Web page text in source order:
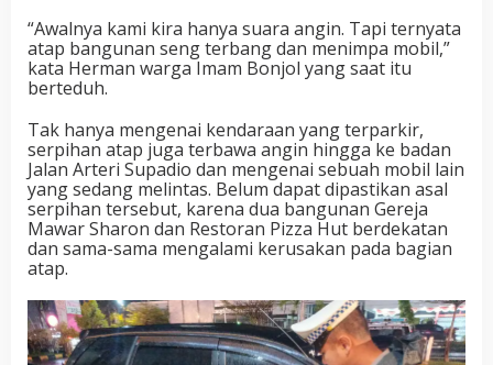
“Awalnya kami kira hanya suara angin. Tapi ternyata
atap bangunan seng terbang dan menimpa mobil,”
kata Herman warga Imam Bonjol yang saat itu
berteduh.
Tak hanya mengenai kendaraan yang terparkir,
serpihan atap juga terbawa angin hingga ke badan
Jalan Arteri Supadio dan mengenai sebuah mobil lain
yang sedang melintas. Belum dapat dipastikan asal
serpihan tersebut, karena dua bangunan Gereja
Mawar Sharon dan Restoran Pizza Hut berdekatan
dan sama-sama mengalami kerusakan pada bagian
atap.